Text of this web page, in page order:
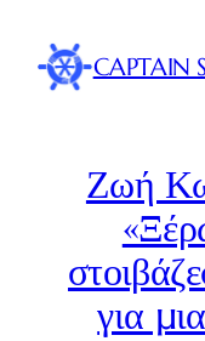
content
CAPTAIN
Ζωή
για